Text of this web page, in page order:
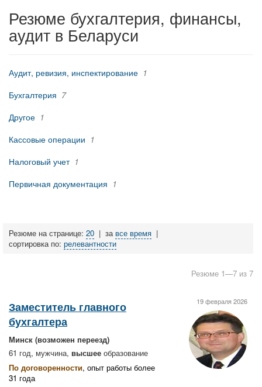
Резюме бухгалтерия, финансы,
аудит в Беларуси
Аудит, ревизия, инспектирование 1
Бухгалтерия 7
Другое 1
Кассовые операции 1
Налоговый учет 1
Первичная документация 1
Резюме на странице: 20 | за все время |
сортировка по: релевантности
Резюме 1—7 из 7
19 февраля 2026
Заместитель главного
бухгалтера
Минск (возможен переезд)
61 год, мужчина, высшее образование
По договоренности, опыт работы более
31 года